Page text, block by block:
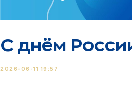
С днём
2026-06-11 19:57